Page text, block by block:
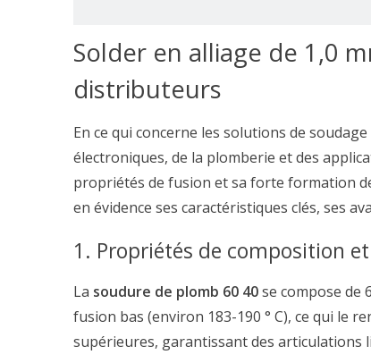
Solder en alliage de 1,0
distributeurs
En ce qui concerne les solutions de
électroniques, de la plomberie et des
propriétés de fusion et sa forte formation
en évidence ses caractéristiques clés, ses
1. Propriétés de composition
La soudure de plomb 60 40se compose de
fusion bas (environ 183-190 ° C), ce qui le
supérieures, garantissant des articulations